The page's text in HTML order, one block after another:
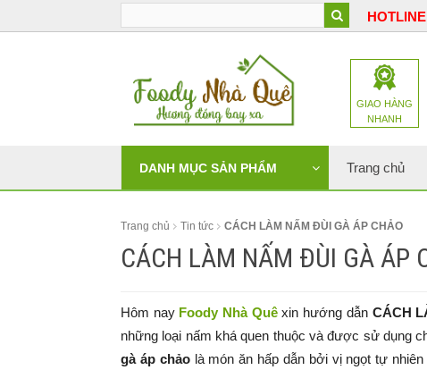
GIAO HÀNG
NHANH
DANH MỤC SẢN PHẨM Trang chủ
Trang chủ Tin tức CÁCH LÀM NẤM ĐÙI GÀ ÁP CHẢO
CÁCH LÀM NẤM ĐÙI GÀ ÁP
Hôm nay Foody Nhà Quê xin hướng dẫn CÁCH
những loại nấm khá quen thuộc và được sử dụng
gà áp chảolà món ăn hấp dẫn bởi vị ngọt tự